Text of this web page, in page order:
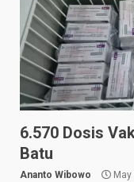
6.570 Dosis
Batu
Ananto Wibowo May